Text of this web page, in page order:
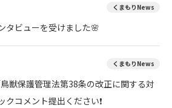
くまもりNews
タビューを受けました🌸
くまもりNews
獣保護管理法第38条の改正に関する対
クコメント提出ください❗